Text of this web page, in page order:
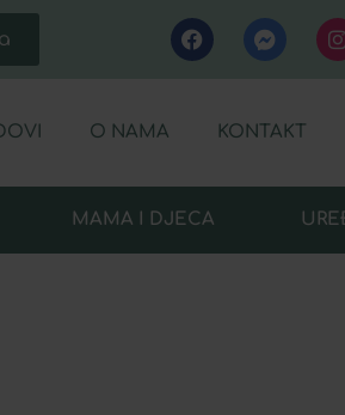
O NAMA KONTAKT
MAMA I DJECA